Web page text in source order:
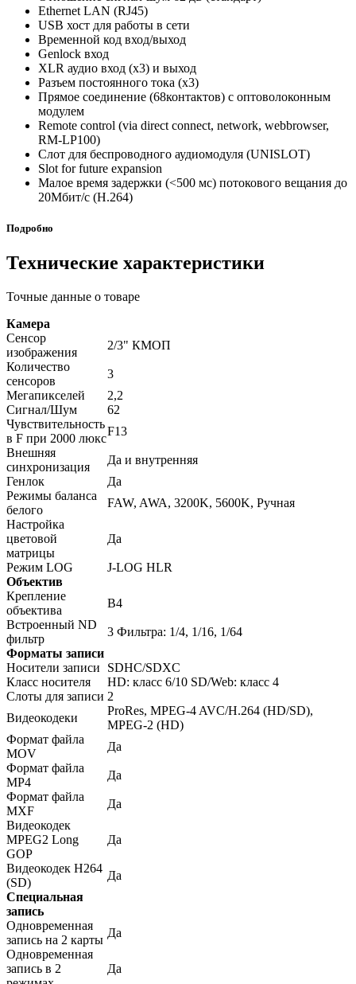
Ethernet LAN (RJ45)
USB хост для работы в сети
Временной код вход/выход
Genlock вход
XLR аудио вход (x3) и выход
Разъем постоянного тока (x3)
Прямое соединение (68контактов) с оптоволоконным
модулем
Remote control (via direct connect, network, webbrowser,
RM-LP100)
Слот для беспроводного аудиомодуля (UNISLOT)
Slot for future expansion
Малое время задержки (<500 мс) потокового вещания до
20Мбит/с (H.264)
Подробно
Технические характеристики
Точные данные о товаре
Камера
Сенсор
изображения
2/3" КМОП
Количество
сенсоров
3
Мегапикселей
2,2
Сигнал/Шум
62
Чувствительность
в F при 2000 люкс
F13
Внешняя
синхронизация
Да и внутренняя
Генлок
Да
Режимы баланса
белого
FAW, AWA, 3200K, 5600K, Ручная
Настройка
цветовой
матрицы
Да
Режим LOG
J-LOG HLR
Объектив
Крепление
объектива
B4
Встроенный ND
фильтр
3 Фильтра: 1/4, 1/16, 1/64
Форматы записи
Носители записи
SDHC/SDXC
Класс носителя
HD: класс 6/10 SD/Web: класс 4
Слоты для записи 2
Видеокодеки
ProRes, MPEG-4 AVC/H.264 (HD/SD),
MPEG-2 (HD)
Формат файла
MOV
Да
Формат файла
MP4
Да
Формат файла
MXF
Да
Видеокодек
MPEG2 Long
GOP
Да
Видеокодек H264
(SD)
Да
Специальная
запись
Одновременная
запись на 2 карты
Да
Одновременная
запись в 2
Да